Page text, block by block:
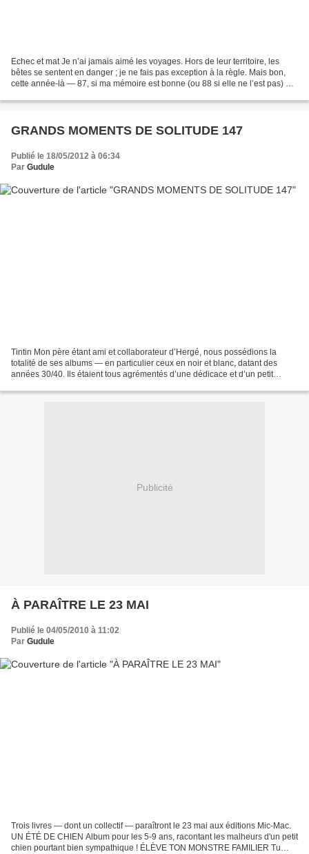
Echec et mat Je n’ai jamais aimé les voyages. Hors de leur territoire, les
bêtes se sentent en danger ; je ne fais pas exception à la règle. Mais bon,
cette année-là — 87, si ma mémoire est bonne (ou 88 si elle ne l’est pas) —
GRANDS MOMENTS DE SOLITUDE 147
Publié le 18/05/2012 à 06:34
Par Gudule
Tintin Mon père étant ami et collaborateur d’Hergé, nous possédions la
totalité de ses albums — en particulier ceux en noir et blanc, datant des
années 30/40. Ils étaient tous agrémentés d’une dédicace et d’un petit
Publicité
À PARAÎTRE LE 23 MAI
Publié le 04/05/2010 à 11:02
Par Gudule
Trois livres — dont un collectif — paraîtront le 23 mai aux éditions Mic-Mac.
UN ÉTÉ DE CHIEN Album pour les 5-9 ans, racontant les malheurs d'un petit
chien pourtant bien sympathique ! ÉLÈVE TON MONSTRE FAMILIER Tu